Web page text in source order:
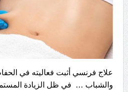
علاج فرنسي أثبت فعاليته في
والشباب … في ظل الزيادة